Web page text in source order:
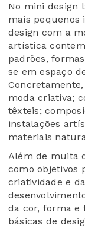
No mini design
mais pequenos
design com a
artística
padrões,
se em espaço
moda criativa;
têxteis;
instalações
materiais
Além de muita
como objetivos
criatividade e
da cor, forma e
básicas de